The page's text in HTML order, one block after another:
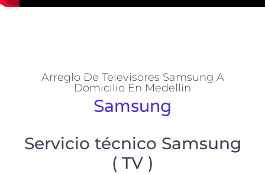
Arreglo De Televisores Samsung A
Domicilio En Medellín
Samsung
Servicio técnico Samsung
( TV )